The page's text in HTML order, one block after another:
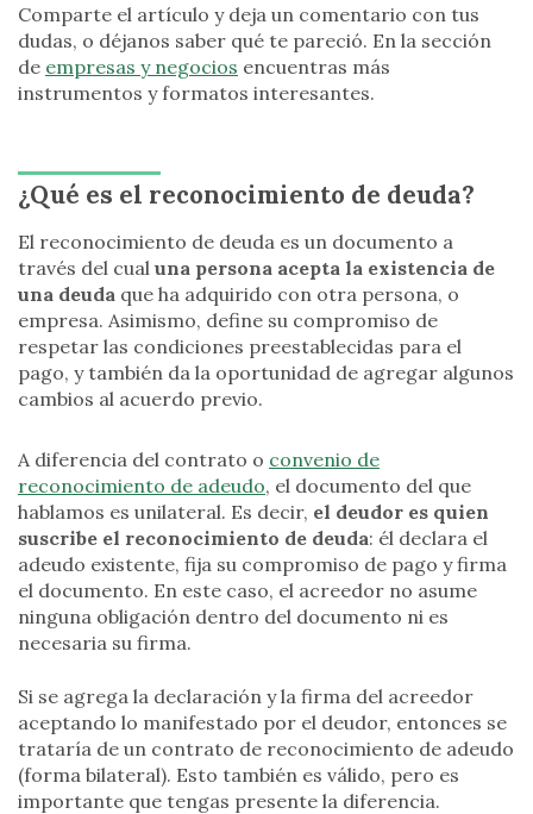
Comparte el artículo y deja un comentario con tus
dudas, o déjanos saber qué te pareció. En la sección
de empresas y negocios encuentras más
instrumentos y formatos interesantes.
¿Qué es el reconocimiento de deuda?
El reconocimiento de deuda es un documento a
través del cual una persona acepta la existencia de
una deuda que ha adquirido con otra persona, o
empresa. Asimismo, define su compromiso de
respetar las condiciones preestablecidas para el
pago, y también da la oportunidad de agregar algunos
cambios al acuerdo previo.
A diferencia del contrato o convenio de
reconocimiento de adeudo, el documento del que
hablamos es unilateral. Es decir, el deudor es quien
suscribe el reconocimiento de deuda: él declara el
adeudo existente, fija su compromiso de pago y firma
el documento. En este caso, el acreedor no asume
ninguna obligación dentro del documento ni es
necesaria su firma.
Si se agrega la declaración y la firma del acreedor
aceptando lo manifestado por el deudor, entonces se
trataría de un contrato de reconocimiento de adeudo
(forma bilateral). Esto también es válido, pero es
importante que tengas presente la diferencia.